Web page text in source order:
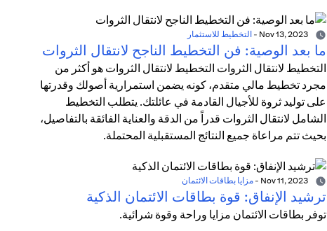
- التخطيط للاستثمار
ما بعد الوصية: فن التخطيط الناجح لانتقال الثروات
التخطيط لانتقال الثروات التخطيط لانتقال الثروات هو أكثر من
مجرد تخطيط مالي متقدم، كونه يضمن استمرارية أصولك وقدرتها
على توليد ثروة للأجيال القادمة في عائلتك. يتطلب التخطيط
الشامل لانتقال الثروات قدراً من الدقة والعناية الفائقة بالتفاصيل،
بحيث تتم مراعاة جميع النتائج المستقبلية المحتملة.
- مزايا بطاقات الائتمان
ترشيد الإنفاق: قوة بطاقات الائتمان الذكية
توفر بطاقات الائتمان مزايا وراحة وقوة شرائية.